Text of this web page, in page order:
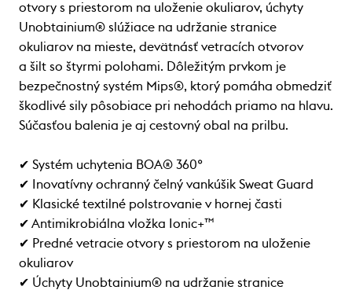
otvory s priestorom na uloženie okuliarov, úchyty
Unobtainium® slúžiace na udržanie stranice
okuliarov na mieste, devätnásť vetracích otvorov
a šilt so štyrmi polohami. Dôležitým prvkom je
bezpečnostný systém Mips®, ktorý pomáha obmedziť
škodlivé sily pôsobiace pri nehodách priamo na hlavu.
Súčasťou balenia je aj cestovný obal na prilbu.
✔ Systém uchytenia BOA® 360°
✔ Inovatívny ochranný čelný vankúšik Sweat Guard
✔ Klasické textilné polstrovanie v hornej časti
✔ Antimikrobiálna vložka Ionic+™
✔ Predné vetracie otvory s priestorom na uloženie
okuliarov
✔ Úchyty Unobtainium® na udržanie stranice